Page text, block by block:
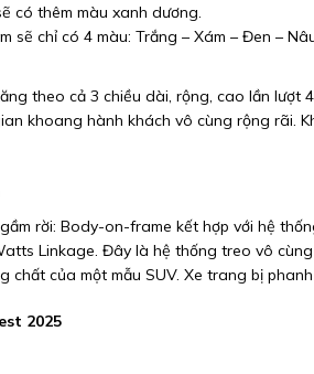
có thêm màu xanh dương.
sẽ chỉ có 4 màu: Trắng – Xám – Đen –
theo cả 3 chiều dài, rộng, cao lần lượt
khoang hành khách vô cùng rộng rãi.
rời: Body-on-frame kết hợp với hệ
Linkage. Đây là hệ thống treo vô
chất của một mẫu SUV. Xe trang bị
2025